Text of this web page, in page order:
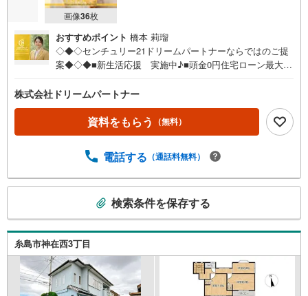
画像36枚
おすすめポイント 橋本 莉瑠
◇◆◇センチュリー21ドリームパートナーならではのご提
案◆◇◆■新生活応援 実施中♪■頭金0円住宅ローン最大金
ご相談ください！分かりづらい不動産のご購入をお客様が
安心して進められるように、お客様の立場に立ってお家を
『探す』お手伝いをさせて頂きます。住まい探しはワクワ
クしながら楽しく探しましょう（^^♪まずはお気軽にご内覧
業時間外でのご内覧や、ご希望の場所へのお迎えも可能で
店で物件を成約すると PayPayボーナスライトがもらえる
「Yahoo！ 不動産 物件ご成約キャンペーン」の対象になり
ます。「資料をもらう」「見学予約をする」ボタンからお
問い合わせください。ーーーーーーーーーーーーーーーー
ーーーーーーーー※必ずYahoo！ JAPAN IDでログインして
ください。ーーーーーーーーーーーーーーーーーーーーー
ーーー
株式会社ドリームパートナー
資料をもらう （無料）
電話する （通話料無料）
検
索
条
検索条件を保存する
糸島市神在西3丁目